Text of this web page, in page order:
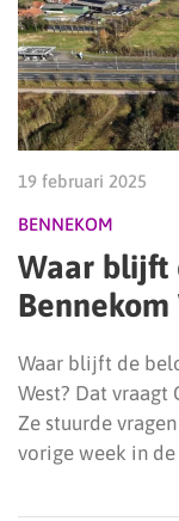
19 februari 2025
BENNEKOM
Waar blijft
Bennekom
Waar blijft de
West? Dat vraagt
Ze stuurde
vorige week in